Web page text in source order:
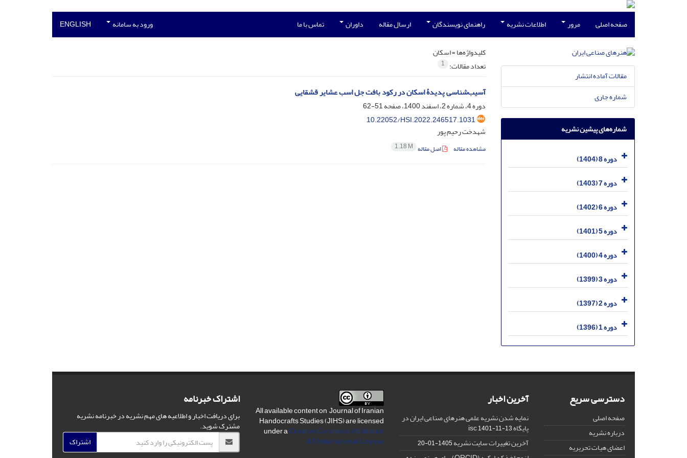
صفحه اصلی مرور اطلاعات نشریه راهنمای نویسندگان ارسال مقاله داوران تماس با ما ورود به سامانه ENGLISH
کلیدواژه‌ها =اسکان
تعداد مقالات: 1
آسیب‌شناسی پدیدۀ اسکان در رکود بافت جل اسب‌ عشایر قشقایی
دوره 4، شماره 2، اسفند 1400، صفحه
51-62
10.22052/HSI.2022.246517.1031
شهدخت رحیم پور
مشاهده مقاله اصل مقاله 1.18 M
مقالات آماده انتشار
شماره جاری
شماره‌های پیشین نشریه
دوره 8 (1404)
دوره 7 (1403)
دوره 6 (1402)
دوره 5 (1401)
دوره 4 (1400)
دوره 3 (1399)
دوره 2 (1397)
دوره 1 (1396)
دسترسی سریع
صفحه اصلی
درباره نشریه
اعضای هیات تحریریه
آخرین اخبار
نمایه شدن نشریه علمی هنرهای صناعی ایران در
پایگاه isc1401-11-13
آخرین تغییرات سایت نشریه1405-01-20
All available content on Journal of Iranian
Handocrafts Studies (JIHS) are licensed
under aCreative Commons Attribution
4.0 International License
اشتراک خبرنامه
برای دریافت اخبار و اطلاعیه های مهم نشریه در خبرنامه نشریه
مشترک شوید.
اشتراک